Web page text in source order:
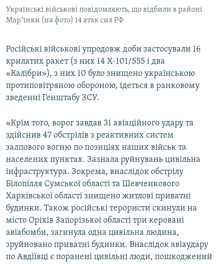
ІНФОГРАФІКА
ДОЛУЧАЙСЯ!
Усі сайти RFE/RL
Українські військові повідомляють, що відбили в районі
Марʼїнки (на фото) 14 атак сил РФ
Російські військові упродовж доби застосували 16
крилатих ракет (з них 14 Х-101/555 і два
«Калібри»), з них 10 було знищено українською
протиповітряною обороною, ідеться в ранковому
зведенні Генштабу ЗСУ.
«Крім того, ворог завдав 31 авіаційного удару та
здійснив 47 обстрілів з реактивних систем
залпового вогню по позиціях наших військ та
населених пунктах. Зазнала руйнувань цивільна
інфраструктура. Зокрема, внаслідок обстрілу
Білопілля Сумської області та Шевченкового
Харківської області знищено житлові приватні
будинки. Також російські терористи скинули на
місто Оріхів Запорізької області три керовані
авіабомби, загинула одна цивільна людина,
зруйновано приватні будинки. Внаслідок авіаудару
по Авдіївці є поранені цивільні люди, пошкоджений